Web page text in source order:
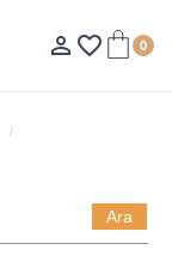
person_outline favorite_border 0
Ara